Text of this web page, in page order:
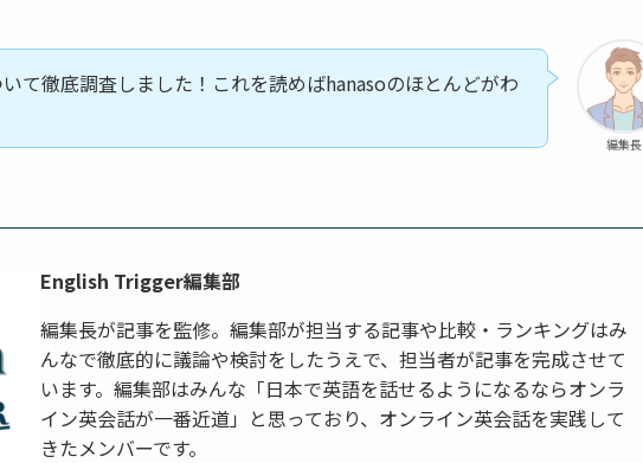
編集長
て徹底調査しました！これを読めばhanasoのほとんどがわ
English Trigger編集部
編集長が記事を監修。編集部が担当する記事や比較・ランキングはみ
んなで徹底的に議論や検討をしたうえで、担当者が記事を完成させて
います。編集部はみんな「日本で英語を話せるようになるならオンラ
イン英会話が一番近道」と思っており、オンライン英会話を実践して
きたメンバーです。